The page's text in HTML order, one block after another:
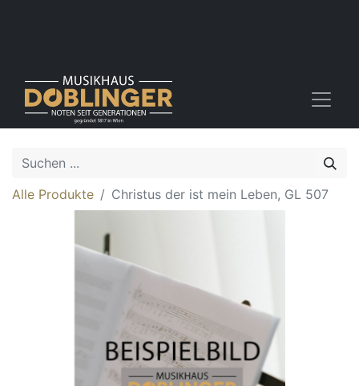
Alle Produkte Christus der ist mein Leben, GL 507